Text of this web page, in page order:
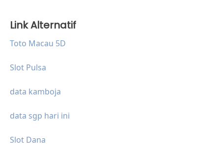
Link Alternatif
Toto Macau 5D
Slot Pulsa
data kamboja
data sgp hari ini
Slot Dana